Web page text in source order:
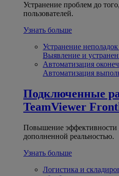
Устранение проблем до
пользователей.
Узнать больше
Устранение
Выявление и
Автоматизация
Автоматизация
Подключенные
TeamViewer
Повышение
дополненной реальностью.
Узнать больше
Логистика и